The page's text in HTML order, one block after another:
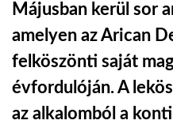
LINKTR.EE
GLOBOZSARU
DOBRAVERO.HU
Májusban kerül sor
amelyen az Arican
felköszönti saját
évfordulóján. A
az alkalomból a